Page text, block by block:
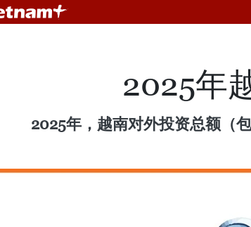
2025年
2025年，越南对外投资总额（